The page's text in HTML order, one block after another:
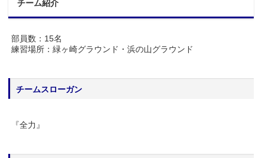
チーム紹介
部員数：15名
練習場所：緑ヶ崎グラウンド・浜の山グラウンド
チームスローガン
『全力』